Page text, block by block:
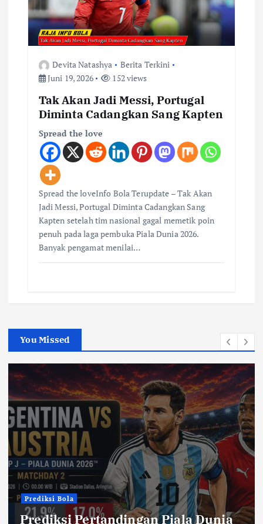
Devita Natashya
Berita Terkini
Juni 19, 2026
152 views
Tak Akan Jadi Messi, Portugal
Diminta Cadangkan Sang Kapten
Spread the love
Spread the loveInfo Bola Terupdate – Tak Akan
Jadi Messi, Portugal Diminta Cadangkan Sang
Kapten setelah tim nasional gagal memetik poin
penuh pada laga pembuka Piala Dunia 2026.
Banyak pengamat menilai…
You Missed
Prediksi Bola
Prediksi Pertandingan Piala Dunia